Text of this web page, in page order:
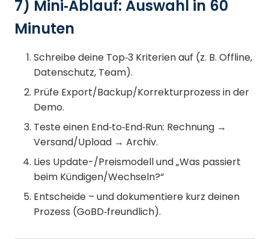
7) Mini‑Ablauf: Auswahl in 60
Minuten
Schreibe deine Top‑3 Kriterien auf (z. B. Offline,
Datenschutz, Team).
Prüfe Export/Backup/Korrekturprozess in der
Demo.
Teste einen End‑to‑End‑Run: Rechnung →
Versand/Upload → Archiv.
Lies Update-/Preismodell und „Was passiert
beim Kündigen/Wechseln?“
Entscheide – und dokumentiere kurz deinen
Prozess (GoBD‑freundlich).